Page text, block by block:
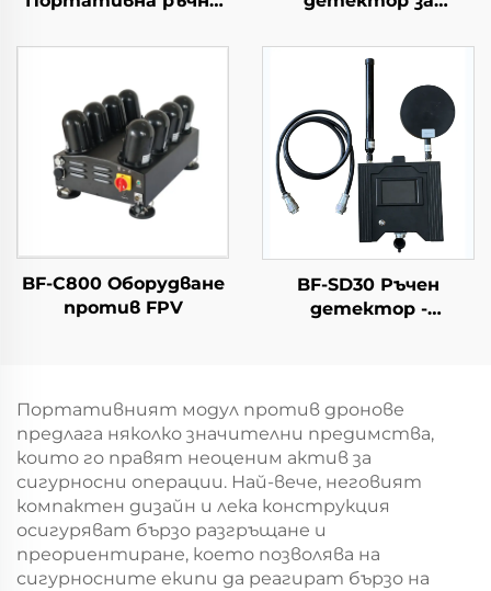
корпус за
на дронове
дронове и
устройство за
ранно
предупреждаване
BF-C800 Оборудване
против FPV
BF-SD30 Ръчен
детектор -
Портативният модул против дронове
предлага няколко значителни предимства,
които го правят неоценим актив за
сигурносни операции. Най-вече, неговият
компактен дизайн и лека конструкция
осигуряват бързо разгръщане и
преориентиране, което позволява на
сигурносните екипи да реагират бързо на